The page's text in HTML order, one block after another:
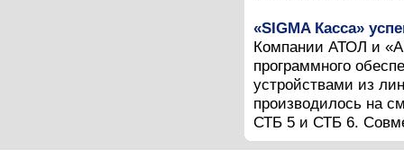
«SIGMA Касса»
Компании АТОЛ и
программного
устройствами из
производилось на
СТБ 5 и СТБ 6.